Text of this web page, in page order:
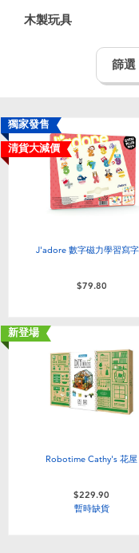
派對用品
毛毛公仔玩具
夏日用品
盲盒
人氣角色
生活精品
Tomica多美
木製玩具
篩選
獨家發售
清貨大減價
J'adore 數字磁力學習寫
$79.80
新登場
Robotime Cathy's 花屋
$229.90
暫時缺貨